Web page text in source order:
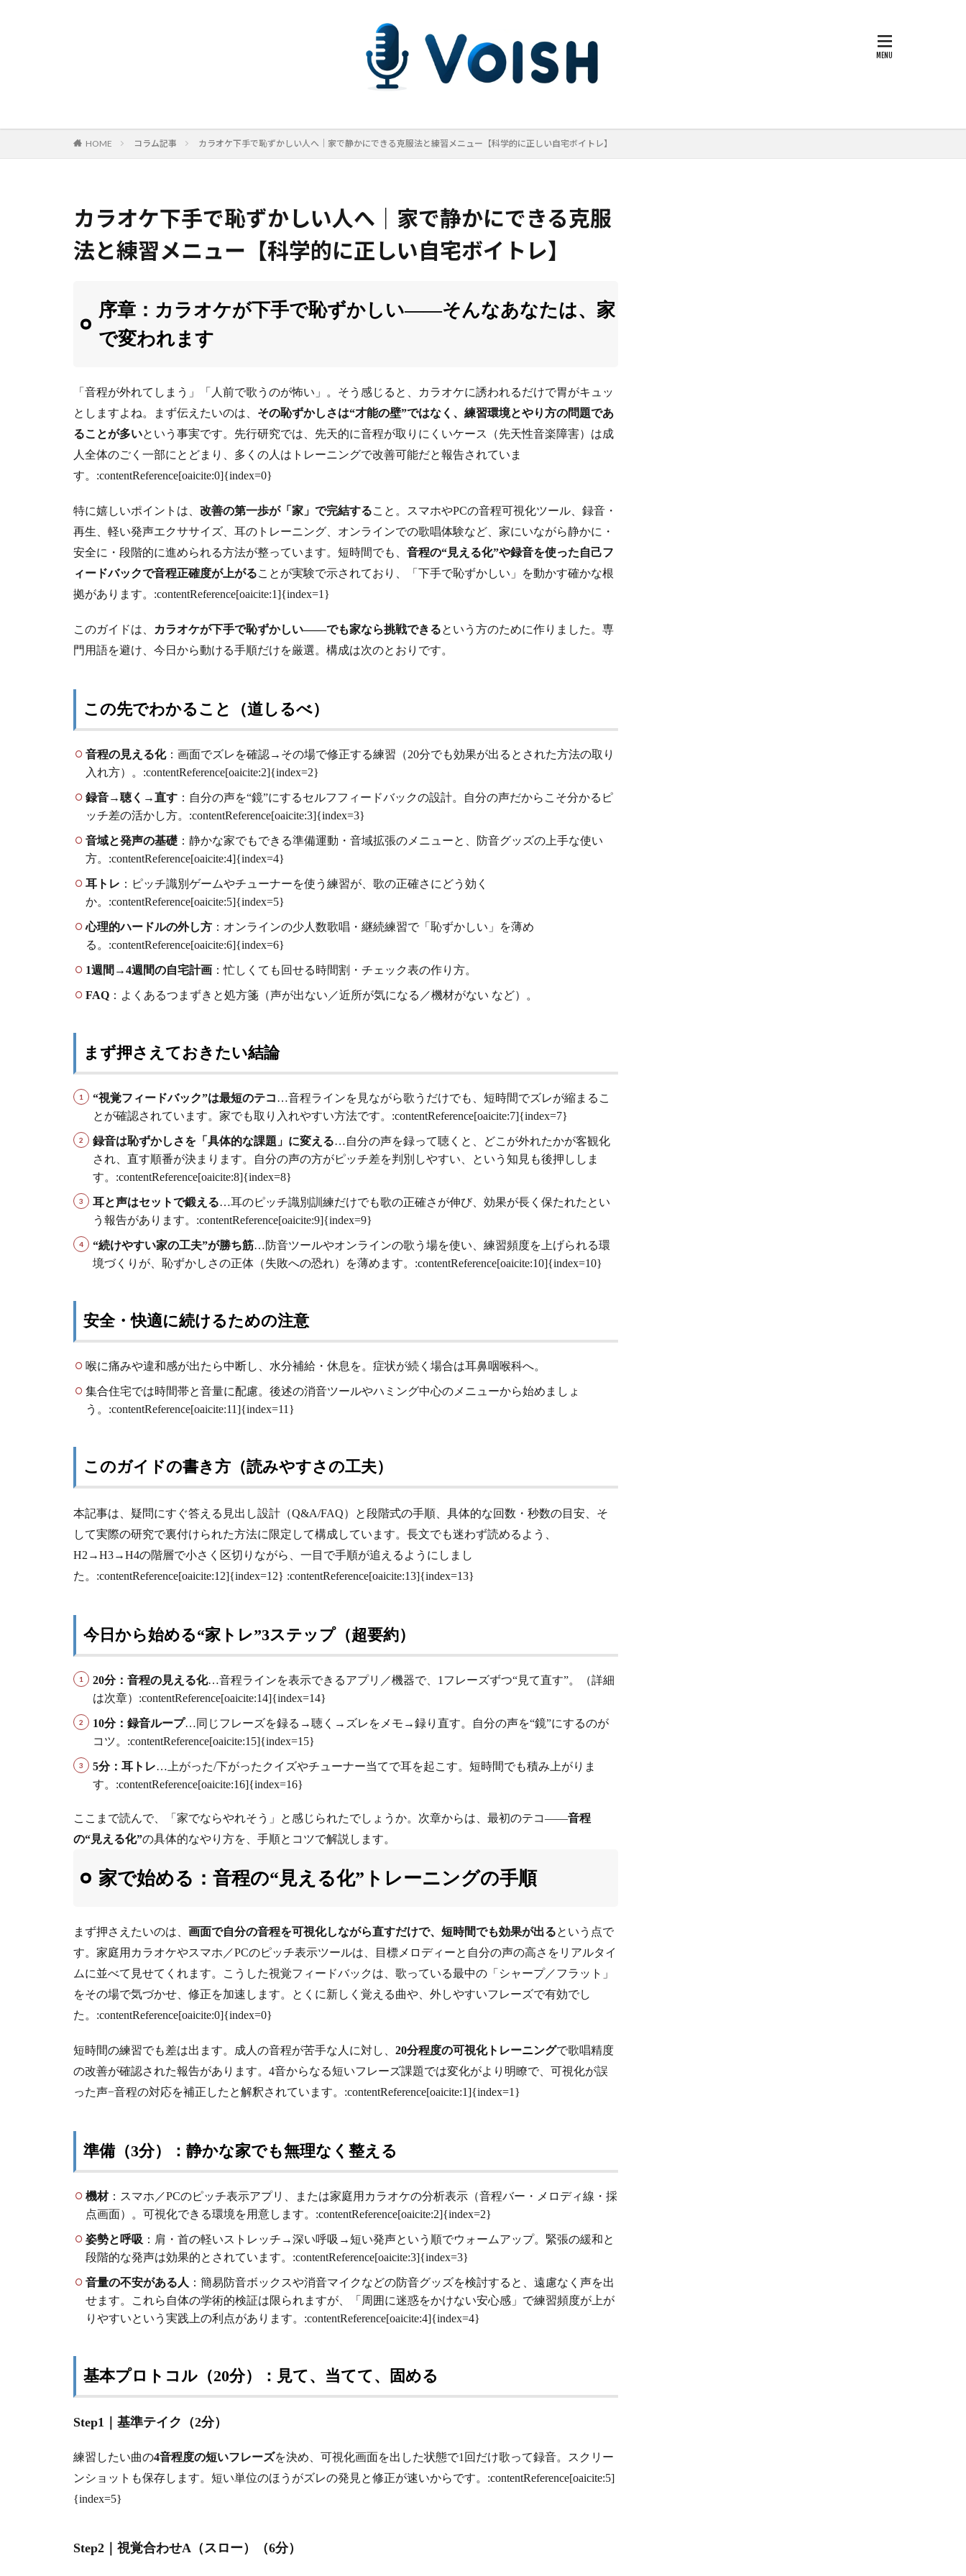
HOME コラム記事 カラオケ下手で恥ずかしい人へ｜家で静かにできる克服法と練習メニュー【科学的に正しい自宅ボイトレ】
カラオケ下手で恥ずかしい人へ｜家で静かにできる克服
法と練習メニュー【科学的に正しい自宅ボイトレ】
序章：カラオケが下手で恥ずかしい——そんなあなたは、家
で変われます
「音程が外れてしまう」「人前で歌うのが怖い」。そう感じると、カラオケに誘われるだけで胃がキュッ
としますよね。まず伝えたいのは、 その恥ずかしさは“才能の壁”ではなく、練習環境とやり方の問題であ
ることが多いという事実です。先行研究では、先天的に音程が取りにくいケース（先天性音楽障害）は成
人全体のごく一部にとどまり、多くの人はトレーニングで改善可能だと報告されていま
す。:contentReference[oaicite:0]{index=0}
特に嬉しいポイントは、 改善の第一歩が「家」で完結すること。スマホやPCの音程可視化ツール、録音・
再生、軽い発声エクササイズ、耳のトレーニング、オンラインでの歌唱体験など、家にいながら静かに・
安全に・段階的に進められる方法が整っています。短時間でも、 音程の“見える化”や録音を使った自己フ
ィードバックで音程正確度が上がることが実験で示されており、「下手で恥ずかしい」を動かす確かな根
拠があります。:contentReference[oaicite:1]{index=1}
このガイドは、 カラオケが下手で恥ずかしい——でも家なら挑戦できるという方のために作りました。専
門用語を避け、今日から動ける手順だけを厳選。構成は次のとおりです。
この先でわかること（道しるべ）
音程の見える化：画面でズレを確認→その場で修正する練習（20分でも効果が出るとされた方法の取り
入れ方）。:contentReference[oaicite:2]{index=2}
録音→聴く→直す ：自分の声を“鏡”にするセルフフィードバックの設計。自分の声だからこそ分かるピ
ッチ差の活かし方。:contentReference[oaicite:3]{index=3}
音域と発声の基礎 ：静かな家でもできる準備運動・音域拡張のメニューと、防音グッズの上手な使い
方。:contentReference[oaicite:4]{index=4}
耳トレ ：ピッチ識別ゲームやチューナーを使う練習が、歌の正確さにどう効く
か。:contentReference[oaicite:5]{index=5}
心理的ハードルの外し方 ：オンラインの少人数歌唱・継続練習で「恥ずかしい」を薄め
る。:contentReference[oaicite:6]{index=6}
1週間→4週間の自宅計画 ：忙しくても回せる時間割・チェック表の作り方。
FAQ ：よくあるつまずきと処方箋（声が出ない／近所が気になる／機材がない など）。
まず押さえておきたい結論
“視覚フィードバック”は最短のテコ…音程ラインを見ながら歌うだけでも、短時間でズレが縮まるこ
とが確認されています。家でも取り入れやすい方法です。:contentReference[oaicite:7]{index=7}
録音は恥ずかしさを「具体的な課題」に変える…自分の声を録って聴くと、どこが外れたかが客観化
され、直す順番が決まります。自分の声の方がピッチ差を判別しやすい、という知見も後押ししま
す。:contentReference[oaicite:8]{index=8}
耳と声はセットで鍛える…耳のピッチ識別訓練だけでも歌の正確さが伸び、効果が長く保たれたとい
う報告があります。:contentReference[oaicite:9]{index=9}
“続けやすい家の工夫”が勝ち筋…防音ツールやオンラインの歌う場を使い、練習頻度を上げられる環
境づくりが、恥ずかしさの正体（失敗への恐れ）を薄めます。:contentReference[oaicite:10]{index=10}
安全・快適に続けるための注意
喉に痛みや違和感が出たら中断し、水分補給・休息を。症状が続く場合は耳鼻咽喉科へ。
集合住宅では時間帯と音量に配慮。後述の消音ツールやハミング中心のメニューから始めましょ
う。:contentReference[oaicite:11]{index=11}
このガイドの書き方（読みやすさの工夫）
本記事は、疑問にすぐ答える見出し設計（Q&A/FAQ）と段階式の手順、具体的な回数・秒数の目安、そ
して実際の研究で裏付けられた方法に限定して構成しています。長文でも迷わず読めるよう、
H2→H3→H4の階層で小さく区切りながら、一目で手順が追えるようにしまし
た。:contentReference[oaicite:12]{index=12} :contentReference[oaicite:13]{index=13}
今日から始める“家トレ”3ステップ（超要約）
20分：音程の見える化…音程ラインを表示できるアプリ／機器で、1フレーズずつ“見て直す”。（詳細
は次章）:contentReference[oaicite:14]{index=14}
10分：録音ループ…同じフレーズを録る→聴く→ズレをメモ→録り直す。自分の声を“鏡”にするのが
コツ。:contentReference[oaicite:15]{index=15}
5分：耳トレ…上がった/下がったクイズやチューナー当てで耳を起こす。短時間でも積み上がりま
す。:contentReference[oaicite:16]{index=16}
ここまで読んで、「家でならやれそう」と感じられたでしょうか。次章からは、最初のテコ——音程
の“見える化”の具体的なやり方を、手順とコツで解説します。
家で始める：音程の“見える化”トレーニングの手順
まず押さえたいのは、 画面で自分の音程を可視化しながら直すだけで、短時間でも効果が出るという点で
す。家庭用カラオケやスマホ／PCのピッチ表示ツールは、目標メロディーと自分の声の高さをリアルタイ
ムに並べて見せてくれます。こうした視覚フィードバックは、歌っている最中の「シャープ／フラット」
をその場で気づかせ、修正を加速します。とくに新しく覚える曲や、外しやすいフレーズで有効でし
た。:contentReference[oaicite:0]{index=0}
短時間の練習でも差は出ます。成人の音程が苦手な人に対し、 20分程度の可視化トレーニングで歌唱精度
の改善が確認された報告があります。4音からなる短いフレーズ課題では変化がより明瞭で、可視化が誤
った声−音程の対応を補正したと解釈されています。:contentReference[oaicite:1]{index=1}
準備（3分）：静かな家でも無理なく整える
機材：スマホ／PCのピッチ表示アプリ、または家庭用カラオケの分析表示（音程バー・メロディ線・採
点画面）。可視化できる環境を用意します。:contentReference[oaicite:2]{index=2}
姿勢と呼吸 ：肩・首の軽いストレッチ→深い呼吸→短い発声という順でウォームアップ。緊張の緩和と
段階的な発声は効果的とされています。:contentReference[oaicite:3]{index=3}
音量の不安がある人 ：簡易防音ボックスや消音マイクなどの防音グッズを検討すると、遠慮なく声を出
せます。これら自体の学術的検証は限られますが、「周囲に迷惑をかけない安心感」で練習頻度が上が
りやすいという実践上の利点があります。:contentReference[oaicite:4]{index=4}
基本プロトコル（20分）：見て、当てて、固める
Step1｜基準テイク（2分）
練習したい曲の4音程度の短いフレーズを決め、可視化画面を出した状態で1回だけ歌って録音。スクリー
ンショットも保存します。短い単位のほうがズレの発見と修正が速いからです。:contentReference[oaicite:5]
{index=5}
Step2｜視覚合わせA（スロー）（6分）